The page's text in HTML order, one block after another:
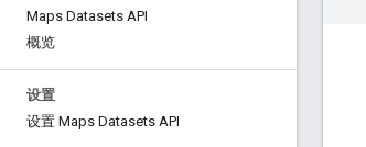
Maps Datasets API
概览
设置
设置 Maps Datasets API